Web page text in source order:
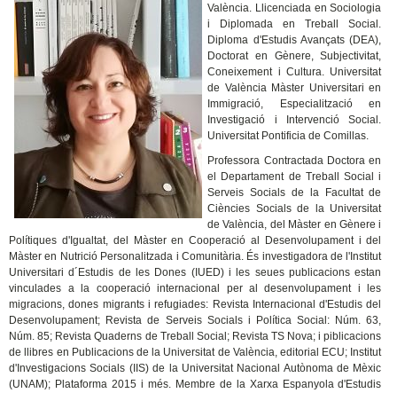
València. Llicenciada en Sociologia
i Diplomada en Treball Social.
Diploma d'Estudis Avançats (DEA),
Doctorat en Gènere, Subjectivitat,
Coneixement i Cultura. Universitat
de València Màster Universitari en
Immigració, Especialització en
Investigació i Intervenció Social.
Universitat Pontificia de Comillas.
Professora Contractada Doctora en
el Departament de Treball Social i
Serveis Socials de la Facultat de
Ciències Socials de la Universitat
de València, del Màster en Gènere i
Polítiques d'Igualtat, del Màster en Cooperació al Desenvolupament i del
Màster en Nutrició Personalitzada i Comunitària. És investigadora de l'Institut
Universitari d´Estudis de les Dones (IUED) i les seues publicacions estan
vinculades a la cooperació internacional per al desenvolupament i les
migracions, dones migrants i refugiades: Revista Internacional d'Estudis del
Desenvolupament; Revista de Serveis Socials i Política Social: Núm. 63,
Núm. 85; Revista Quaderns de Treball Social; Revista TS Nova; i piblicacions
de llibres en Publicacions de la Universitat de València, editorial ECU; Institut
d'Investigacions Socials (IIS) de la Universitat Nacional Autònoma de Mèxic
(UNAM); Plataforma 2015 i més. Membre de la Xarxa Espanyola d'Estudis